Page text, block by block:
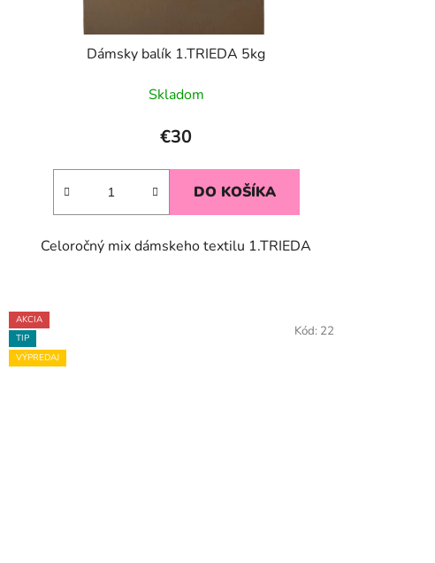
Dámsky balík 1.TRIEDA 5kg
Skladom
€30
DO KOŠÍKA
Celoročný mix dámskeho textilu 1.TRIEDA
AKCIA
TIP
VÝPREDAJ
Kód: 22